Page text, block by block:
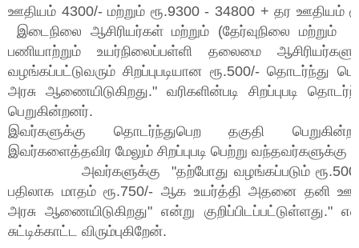
ஊதியம் 4300/- மற்றும் ரூ.9300 - 34800 + தர ஊதியம்
இடைநிலை ஆசிரியர்கள் மற்றும் (தேர்வுநிலை மற்றும்
பணியாற்றும் உயர்நிலைப்பள்ளி தலைமை
வழங்கப்பட்டுவரும் சிறப்புபடியான ரூ.500/- தொடர்ந்து
அரசு ஆணையிடுகிறது." வரிகளின்படி சிறப்புபடி
பெறுகின்றனர்.
இவர்களுக்கு தொடர்ந்துபெற தகுதி
இவர்களைத்தவிர மேலும் சிறப்புபடி பெற்று
அவர்களுக்கு "தற்போது வழங்கப்படும் ரூ.500/-
பதிலாக மாதம் ரூ.750/- ஆக உயர்த்தி அதனை தனி
அரசு ஆணையிடுகிறது" என்று குறிப்பிடப்பட்டுள்ளது."
சுட்டிக்காட்ட விரும்புகிறேன்.